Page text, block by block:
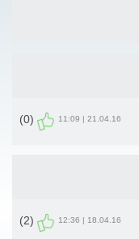
21.04.16 | 11:09
(0)
18.04.16 | 12:36
(2)